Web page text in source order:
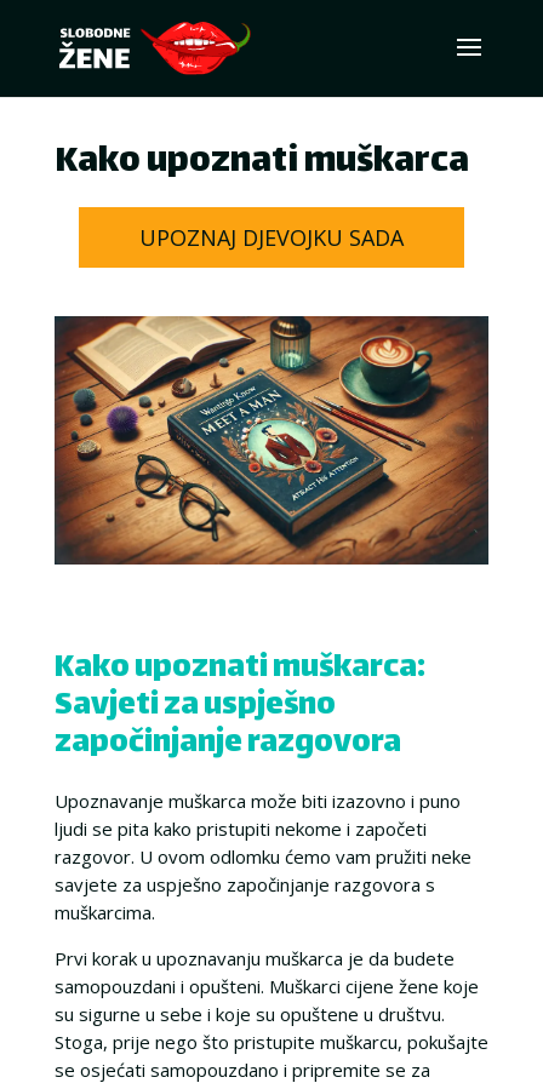
Kako upoznati muškarca
UPOZNAJ DJEVOJKU SADA
Kako upoznati muškarca:
Savjeti za uspješno
započinjanje razgovora
Upoznavanje muškarca može biti izazovno i puno
ljudi se pita kako pristupiti nekome i započeti
razgovor. U ovom odlomku ćemo vam pružiti neke
savjete za uspješno započinjanje razgovora s
muškarcima.
Prvi korak u upoznavanju muškarca je da budete
samopouzdani i opušteni. Muškarci cijene žene koje
su sigurne u sebe i koje su opuštene u društvu.
Stoga, prije nego što pristupite muškarcu, pokušajte
se osjećati samopouzdano i pripremite se za